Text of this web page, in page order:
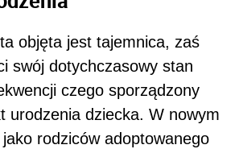
objęta jest tajemnica, zaś
swój dotychczasowy stan
czego sporządzony
urodzenia dziecka. W nowym
rodziców adoptowanego